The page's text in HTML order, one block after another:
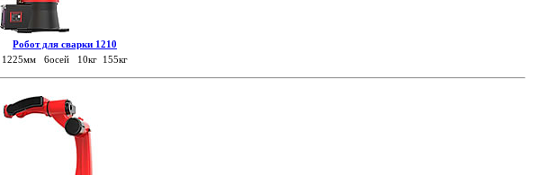
Робот для сварки 1210
1225мм 6осей 10кг 155кг